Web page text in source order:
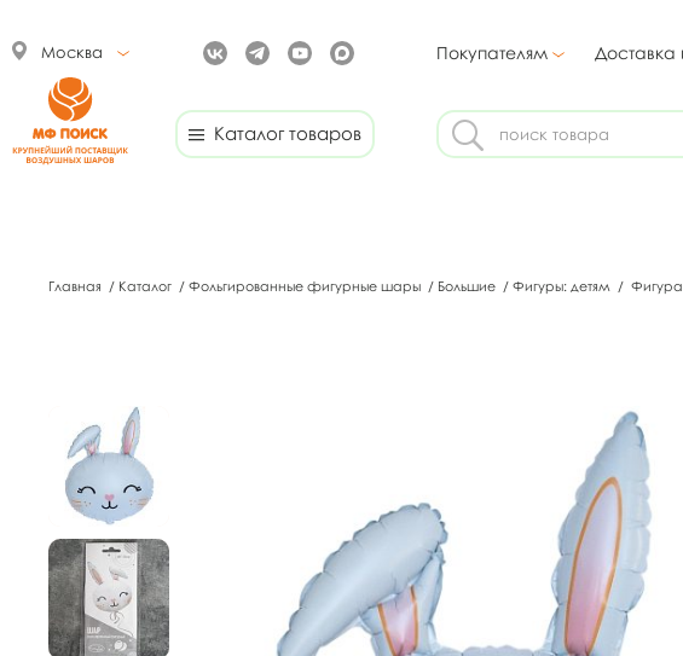
Москва Покупателям Доставка
Каталог товаров
Главная / Каталог / Фольгированные фигурные шары / Большие / Фигуры: детям / Фигура